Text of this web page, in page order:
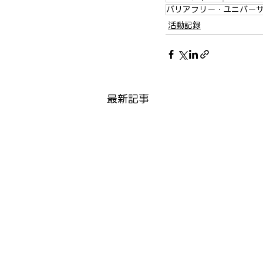
バリアフリー・ユニバー
活動記録
最新記事